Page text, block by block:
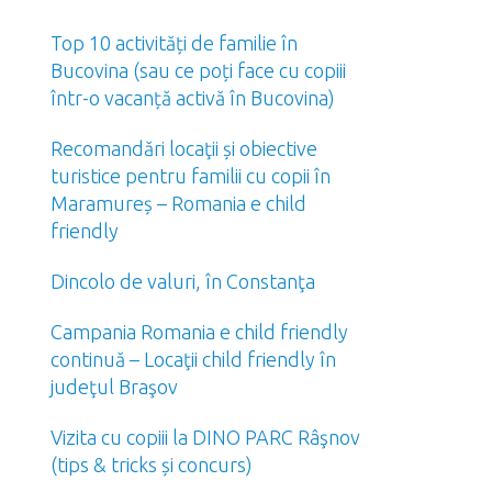
Top 10 activități de familie în
Bucovina (sau ce poți face cu copiii
într-o vacanță activă în Bucovina)
Recomandări locaţii și obiective
turistice pentru familii cu copii în
Maramureș – Romania e child
friendly
Dincolo de valuri, în Constanţa
Campania Romania e child friendly
continuă – Locaţii child friendly în
judeţul Braşov
Vizita cu copiii la DINO PARC Râşnov
(tips & tricks și concurs)